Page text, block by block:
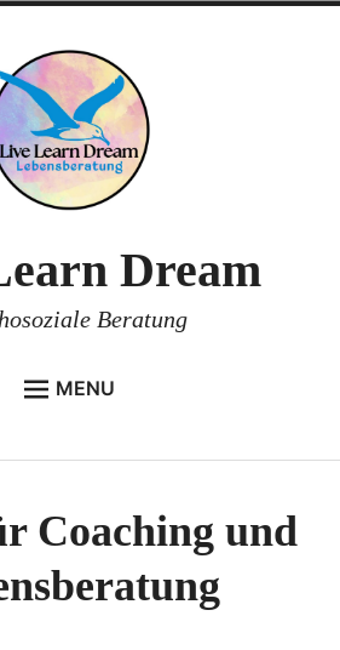
Dream
Beratung
MENU
Coaching und